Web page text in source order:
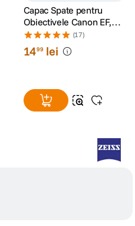
Capac Spate pentru
Obiectivele Canon EF,
EF-S
(17)
1499 lei